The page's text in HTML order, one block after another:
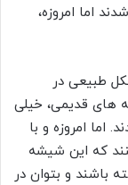
اما امروزه،
طبیعی در
قدیمی، خیلی
امروزه و با
که این شیشه
باشند و بتوان در